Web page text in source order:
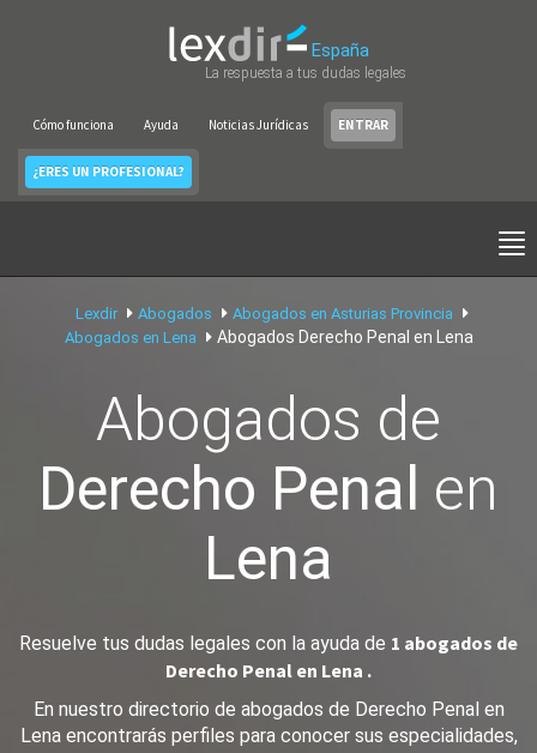
España
La respuesta a tus dudas legales
Cómo funciona Ayuda Noticias Jurídicas ENTRAR
¿ERES UN PROFESIONAL?
Lexdir Abogados
Abogados en Asturias Provincia
Abogados en Lena
Abogados Derecho Penal en Lena
Abogados de
Derecho Penal en
Lena
Resuelve tus dudas legales con la ayuda de 1 abogados de
Derecho Penal en Lena .
En nuestro directorio de abogados de Derecho Penal en
Lena encontrarás perfiles para conocer sus especialidades,